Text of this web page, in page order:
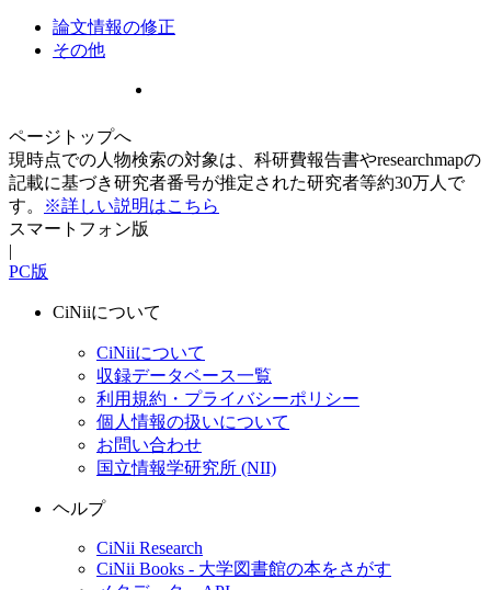
論文情報の修正
その他
ページトップへ
現時点での人物検索の対象は、科研費報告書やresearchmapの
記載に基づき研究者番号が推定された研究者等約30万人で
す。
※詳しい説明はこちら
スマートフォン版
|
PC版
CiNiiについて
CiNiiについて
収録データベース一覧
利用規約・プライバシーポリシー
個人情報の扱いについて
お問い合わせ
国立情報学研究所 (NII)
ヘルプ
CiNii Research
CiNii Books - 大学図書館の本をさがす